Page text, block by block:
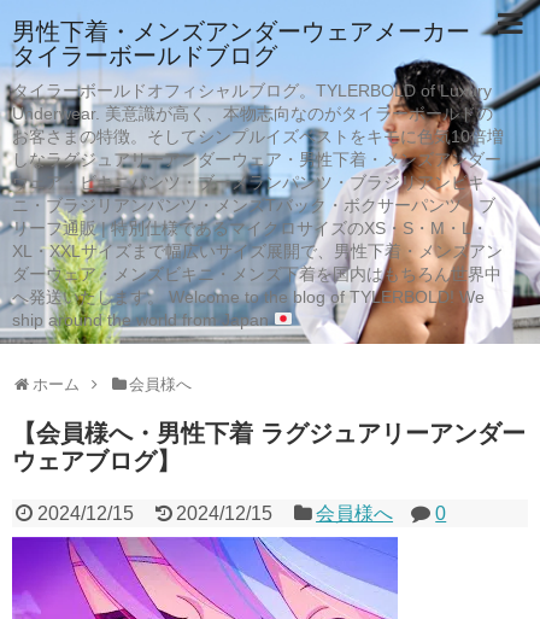
男性下着・メンズアンダーウェアメーカー
タイラーボールドブログ
タイラーボールドオフィシャルブログ。TYLERBOLD of Luxury
Underwear. 美意識が高く、本物志向なのがタイラーボールドの
お客さまの特徴。そしてシンプルイズベストをキモに色気10倍増
しなラグジュアリーアンダーウェア・男性下着・メンズアンダー
ウェア・ビキニパンツ・ブーメランパンツ・ブラジリアンビキ
ニ・ブラジリアンパンツ・メンズTバック・ボクサーパンツ・ブ
リーフ通販 | 特別仕様であるマイクロサイズのXS・S・M・L・
XL・XXLサイズまで幅広いサイズ展開で、男性下着・メンズアン
ダーウェア・メンズビキニ・メンズ下着を国内はもちろん世界中
へ発送いたします。 Welcome to the blog of TYLERBOLD! We
ship around the world from Japan
ホーム 会員様へ
【会員様へ・男性下着 ラグジュアリーアンダー
ウェアブログ】
2024/12/15 2024/12/15 会員様へ 0